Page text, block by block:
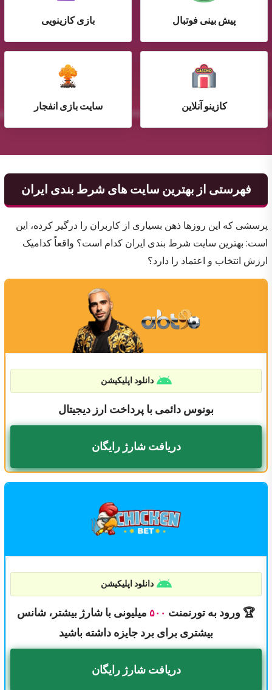
پیش بینی فوتبال بازی کازینویی
کازینو آنلاین سایت بازی انفجار
فهرستی از بهترین سایت های شرط بندی ایران
پرسشی که این روزها ذهن بسیاری از کاربران را درگیر کرده، این
است: بهترین سایت شرط بندی ایران کدام است؟ واقعاً کدامیک
ارزش انتخاب و اعتماد را دارد؟
دانلود اپلیکیشن
بونوس دائمی با پرداخت ارز دیجیتال
دریافت شارژ رایگان
دانلود اپلیکیشن
🏆 ورود به تورنمنت ۵۰۰ میلیونی با شارژ بیشتر، شانس
بیشتری برای برد جایزه داشته باشید
دریافت شارژ رایگان